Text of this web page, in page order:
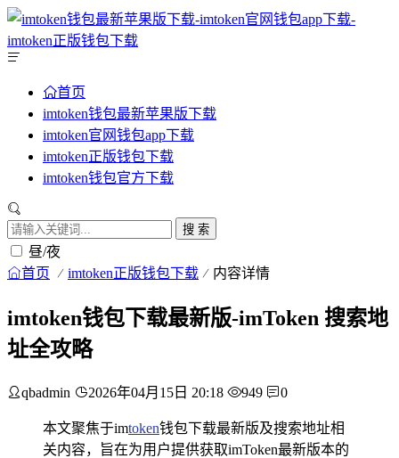
首页
imtoken钱包最新苹果版下载
imtoken官网钱包app下载
imtoken正版钱包下载
imtoken钱包官方下载
搜 索
昼/夜
首页 imtoken正版钱包下载 内容详情
imtoken钱包下载最新版-imToken 搜索地
址全攻略
qbadmin 2026年04月15日 20:18 949 0
本文聚焦于imtoken钱包下载最新版及搜索地址相
关内容，旨在为用户提供获取imToken最新版本的